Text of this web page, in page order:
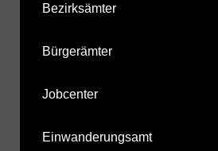
Bezirksämter
Bürgerämter
Jobcenter
Einwanderungsamt